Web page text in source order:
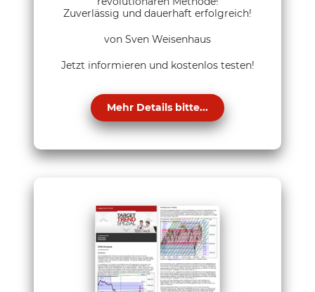
Zuverlässig und dauerhaft erfolgreich!
von Sven Weisenhaus
Jetzt informieren und kostenlos testen!
Mehr Details bitte...